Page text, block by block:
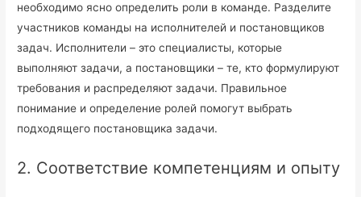
необходимо ясно определить роли в команде. Разделите
участников команды на исполнителей и постановщиков
задач. Исполнители – это специалисты, которые
выполняют задачи, а постановщики – те, кто формулируют
требования и распределяют задачи. Правильное
понимание и определение ролей помогут выбрать
подходящего постановщика задачи.
2. Соответствие компетенциям и опыту